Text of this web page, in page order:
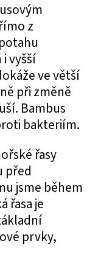
z
vyšší
ve větší
při změně
Bambus
bakteriím.
řasy
před
jsme během
řasa je
prvky,